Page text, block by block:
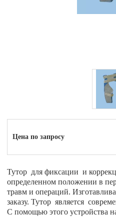
Цена по запросу
Тутор для фиксации и
определенном положении в
травм и операций.
заказу. Тутор является
С помощью этого устройства